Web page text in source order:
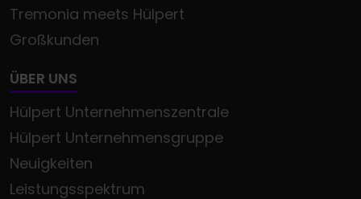
Tremonia meets Hülpert
Großkunden
ÜBER UNS
Hülpert Unternehmenszentrale
Hülpert Unternehmensgruppe
Neuigkeiten
Leistungsspektrum